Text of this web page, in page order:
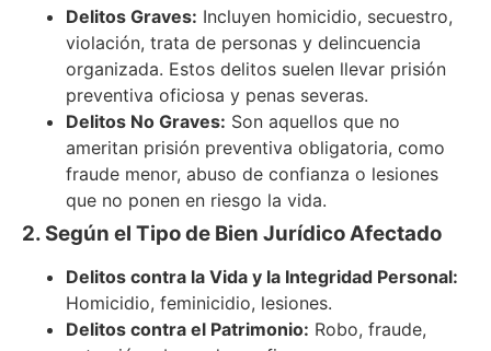
Delitos Graves: Incluyen homicidio, secuestro,
violación, trata de personas y delincuencia
organizada. Estos delitos suelen llevar prisión
preventiva oficiosa y penas severas.
Delitos No Graves: Son aquellos que no
ameritan prisión preventiva obligatoria, como
fraude menor, abuso de confianza o lesiones
que no ponen en riesgo la vida.
2. Según el Tipo de Bien Jurídico Afectado
Delitos contra la Vida y la Integridad Personal:
Homicidio, feminicidio, lesiones.
Delitos contra el Patrimonio: Robo, fraude,